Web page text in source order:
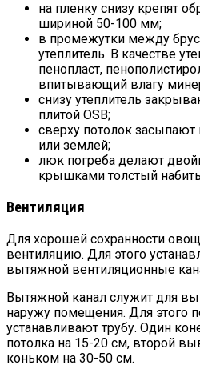
на пленку снизу крепят
шириной 50-100 мм;
в промежутки между
утеплитель. В качестве
пенопласт,
впитывающий влагу
снизу утеплитель
плитой OSB;
сверху потолок
или землей;
люк погреба делают
крышками толстый
Вентиляция
Для хорошей сохранности
вентиляцию. Для этого
вытяжной вентиляционные
Вытяжной канал служит для
наружу помещения. Для этого
устанавливают трубу. Один
потолка на 15-20 см, второй
коньком на 30-50 см.